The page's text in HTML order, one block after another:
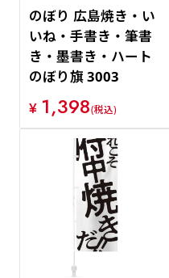
のぼり 広島焼き・い
いね・手書き・筆書
き・墨書き・ハート
のぼり旗 3003
¥ 1,398(税込)